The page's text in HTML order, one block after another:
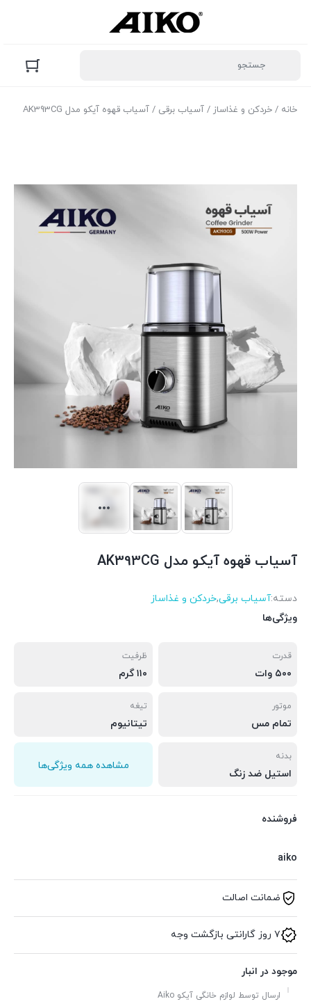
خانه / خردکن و غذاساز / آسیاب برقی / آسیاب قهوه آیکو مدل AK393CG
آسیاب قهوه آیکو مدل AK393CG
دسته:آسیاب برقی,خردکن و غذاساز
ویژگی‌ها
قدرت
۵۰۰ وات
ظرفیت
۱۱۰ گرم
موتور
تمام مس
تیغه
تیتانیوم
بدنه
استیل ضد زنگ
مشاهده همه ویژگی‌ها
فروشنده
aiko
ضمانت اصالت
۷ روز گارانتی بازگشت وجه
موجود در انبار
ارسال توسط لوازم خانگی آیکو Aiko